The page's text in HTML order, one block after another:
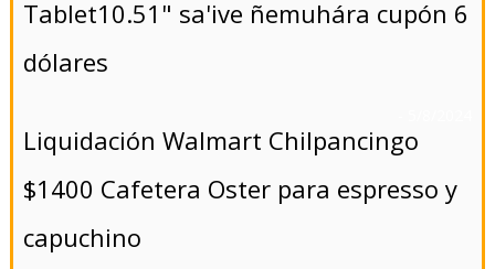
Tablet10.51" sa'ive ñemuhára cupón 6
dólares
Liquidación Walmart Chilpancingo
$1400 Cafetera Oster para espresso y
capuchino